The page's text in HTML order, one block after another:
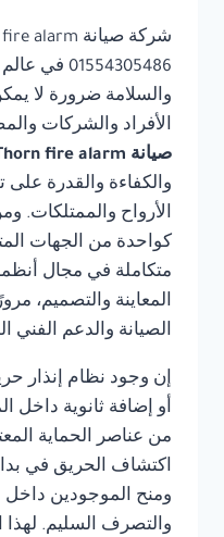
شركة صيانة Thorn fire alarm في مصر
والسلامة ضرورة لا
الأفراد والشركات
صيانة Thorn fire alarm في مصر
والكفاءة والقدرة على
الأرواح والممتلكات.
كواحدة من الجهات
متكاملة في مجال
المعاينة والتصميم،
الصيانة والدعم الفني
إن وجود نظام إنذار
أو إضافة ثانوية
من عناصر الحماية
اكتشاف الحريق في
ومنح الموجودين داخل
والتصرف السليم. لهذا